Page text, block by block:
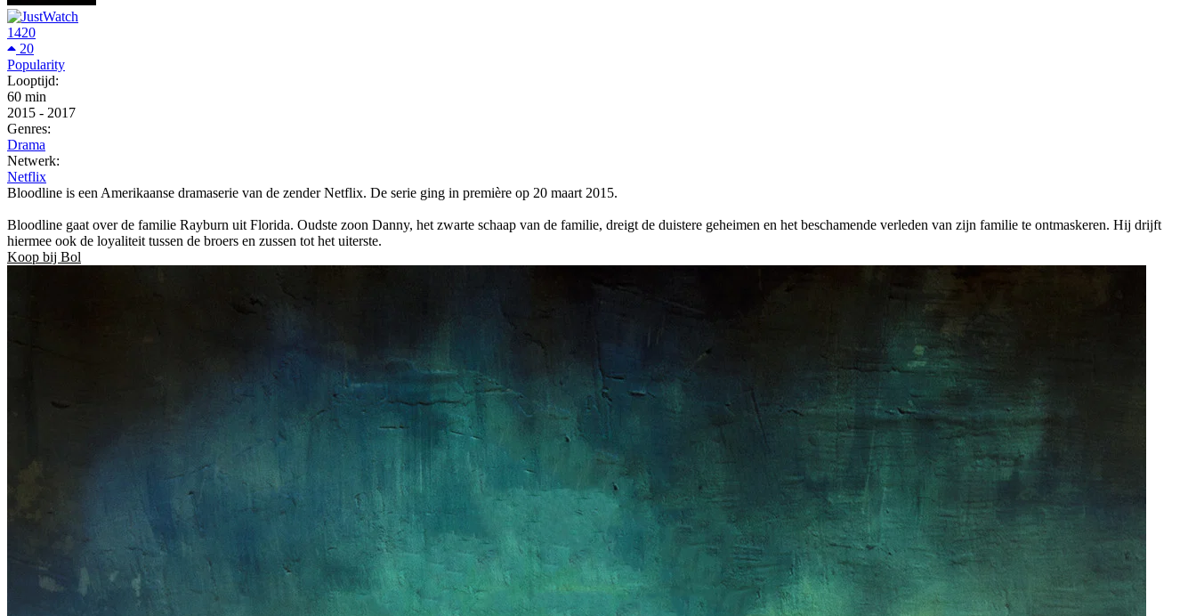
1420
20
Popularity
Looptijd:
60 min
2015 - 2017
Genres:
Drama
Netwerk:
Netflix
Bloodline is een Amerikaanse dramaserie van de zender Netflix. De serie ging in première op 20 maart 2015.
Bloodline gaat over de familie Rayburn uit Florida. Oudste zoon Danny, het zwarte schaap van de familie, dreigt de duistere geheimen en het beschamende verleden van zijn familie te ontmaskeren. Hij drijft
hiermee ook de loyaliteit tussen de broers en zussen tot het uiterste.
Koop bij Bol